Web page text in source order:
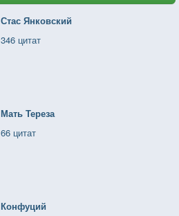
Стас Янковский
346 цитат
Мать Тереза
66 цитат
Конфуций